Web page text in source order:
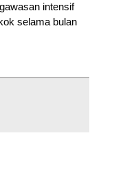
intensif
selama bulan